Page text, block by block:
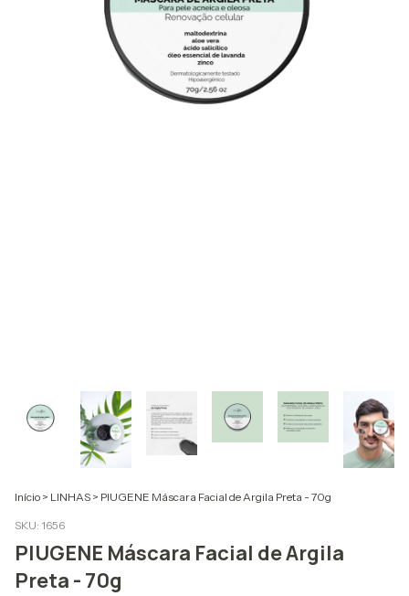
Início > LINHAS > PIUGENE Máscara Facial de Argila Preta - 70g
SKU: 1656
PIUGENE Máscara Facial de Argila
Preta - 70g